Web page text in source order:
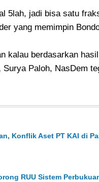
5lah, jadi bisa satu
yang memimpin
kalau berdasarkan
Paloh, NasDem
Konflik Aset PT KAI di
RUU Sistem